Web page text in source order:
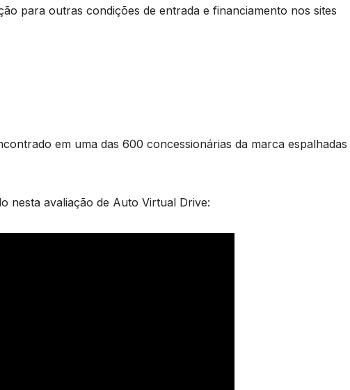
para outras condições de entrada e financiamento nos sites
em uma das 600 concessionárias da marca
nesta avaliação de Auto Virtual Drive: